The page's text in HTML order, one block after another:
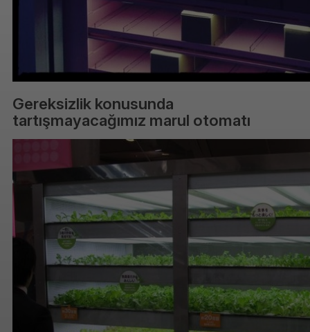
Gereksizlik konusunda
tartışmayacağımız marul otomatı